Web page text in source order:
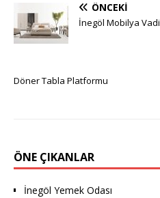
ÖNCEKI
İnegöl Mobilya Vadi
Döner Tabla Platformu
ÖNE ÇIKANLAR
İnegöl Yemek Odası